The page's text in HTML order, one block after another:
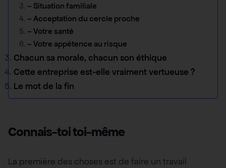
– Situation familiale
– Acceptation du cercle proche
– Votre santé
– Votre appétence au risque
Chacun sa morale, chacun son éthique
Cette entreprise est-elle vraiment vertueuse ?
Le mot de la fin
Connais-toi toi-même
La première des choses est de faire un travail